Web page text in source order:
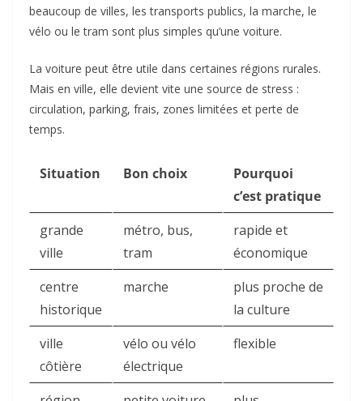
beaucoup de villes, les transports publics, la marche, le
vélo ou le tram sont plus simples qu’une voiture.
La voiture peut être utile dans certaines régions rurales.
Mais en ville, elle devient vite une source de stress :
circulation, parking, frais, zones limitées et perte de
temps.
Situation Bon choix
Pourquoi
c’est pratique
grande
ville
métro, bus,
tram
rapide et
économique
centre
historique
marche
plus proche de
la culture
ville
côtière
vélo ou vélo
électrique
flexible